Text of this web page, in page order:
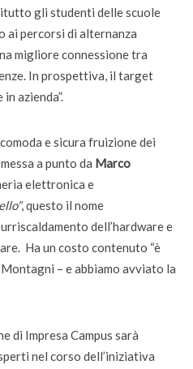
gli studenti delle scuole
ai percorsi di alternanza
migliore connessione tra
In prospettiva, il target
azienda”.
e sicura fruizione dei
a punto da Marco
elettronica e
, questo il nome
dell’hardware e
Ha un costo contenuto “è
– e abbiamo avviato la
di Impresa Campus sarà
nel corso dell’iniziativa